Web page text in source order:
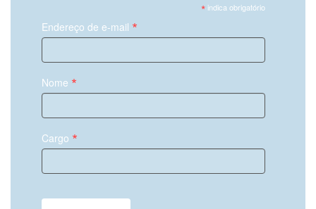
*indica obrigatório
Endereço de e-mail *
Nome *
Cargo *